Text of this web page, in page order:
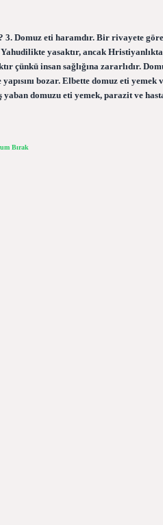
3. Domuz eti haramdır. Bir rivayete
yasaktır, ancak
çünkü insan sağlığına zararlıdır.
bozar. Elbette domuz eti
yaban domuzu eti yemek, parazit ve
Bırak